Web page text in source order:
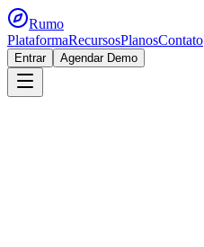
Rumo
PlataformaRecursosPlanosContato
Entrar Agendar Demo